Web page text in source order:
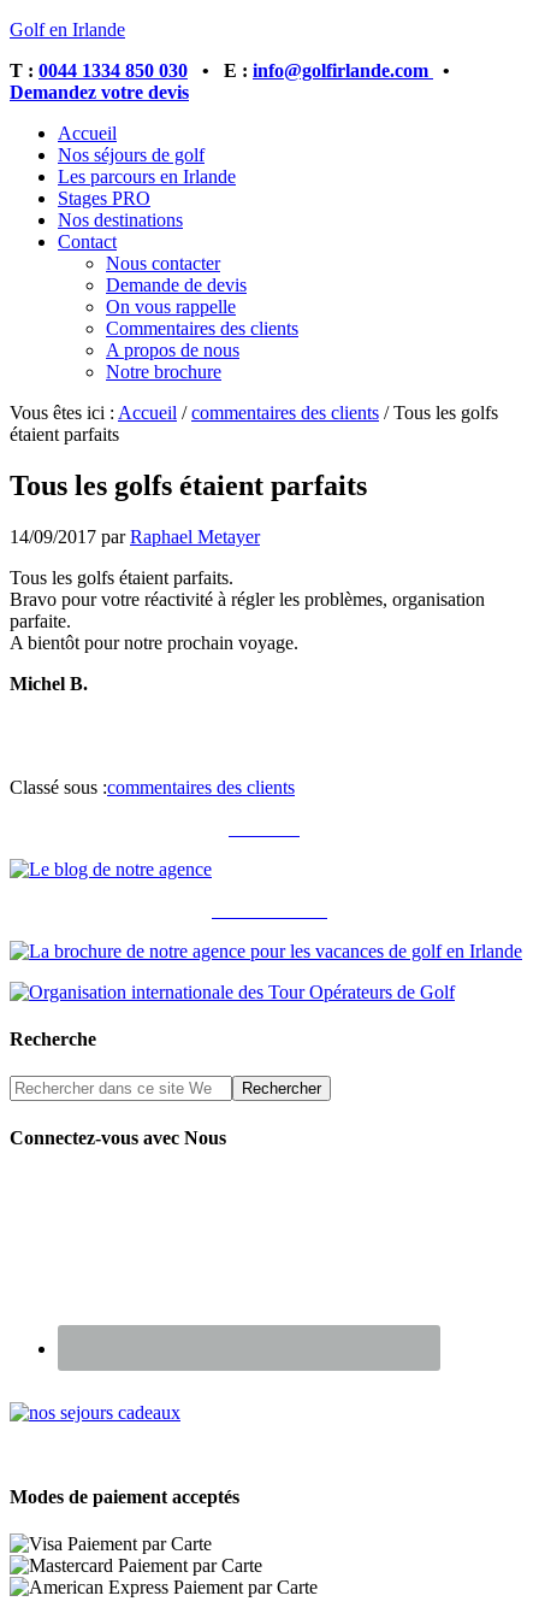
Golf en Irlande
T : 0044 1334 850 030 • E : info@golfirlande.com
•
Demandez votre devis
Accueil
Nos séjours de golf
Les parcours en Irlande
Stages PRO
Nos destinations
Contact
Nous contacter
Demande de devis
On vous rappelle
Commentaires des clients
A propos de nous
Notre brochure
Vous êtes ici : Accueil / commentaires des clients /Tous les golfs
étaient parfaits
Tous les golfs étaient parfaits
14/09/2017 parRaphael Metayer
Tous les golfs étaient parfaits.
Bravo pour votre réactivité à régler les problèmes, organisation
parfaite.
A bientôt pour notre prochain voyage.
Michel B.
Classé sous :commentaires des clients
Recherche
Connectez-vous avec Nous
Modes de paiement acceptés